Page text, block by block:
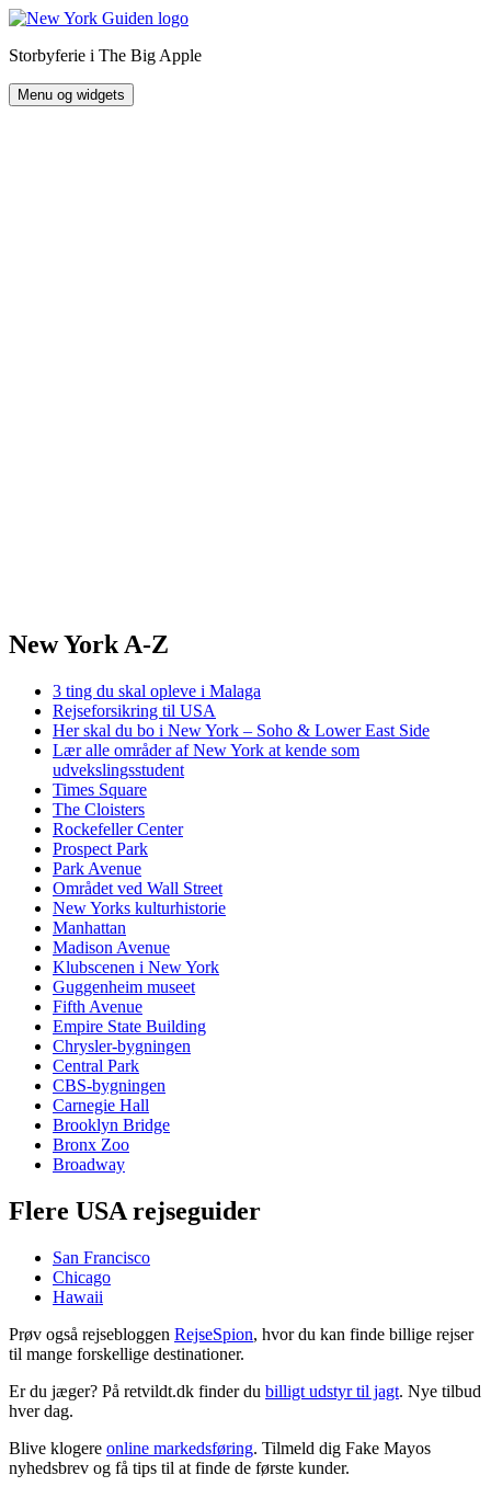
Hop
indhold
Storbyferie i The Big Apple
Menu og widgets
New York A-Z
3 ting du skal opleve i Malaga
Rejseforsikring til USA
Her skal du bo i New York – Soho & Lower East Side
Lær alle områder af New York at kende som
udvekslingsstudent
Times Square
The Cloisters
Rockefeller Center
Prospect Park
Park Avenue
Området ved Wall Street
New Yorks kulturhistorie
Manhattan
Madison Avenue
Klubscenen i New York
Guggenheim museet
Fifth Avenue
Empire State Building
Chrysler-bygningen
Central Park
CBS-bygningen
Carnegie Hall
Brooklyn Bridge
Bronx Zoo
Broadway
Flere USA rejseguider
San Francisco
Chicago
Hawaii
Prøv også rejsebloggen RejseSpion, hvor du kan finde billige rejser
til mange forskellige destinationer.
Er du jæger? På retvildt.dk finder du billigt udstyr til jagt. Nye tilbud
hver dag.
Blive klogere online markedsføring. Tilmeld dig Fake Mayos
nyhedsbrev og få tips til at finde de første kunder.